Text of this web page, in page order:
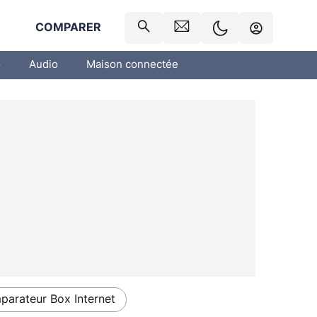
COMPARER
Audio Maison connectée
Box Internet